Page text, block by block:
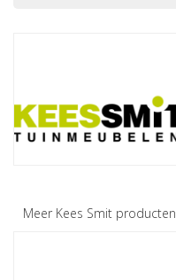
Meer Kees Smit producten